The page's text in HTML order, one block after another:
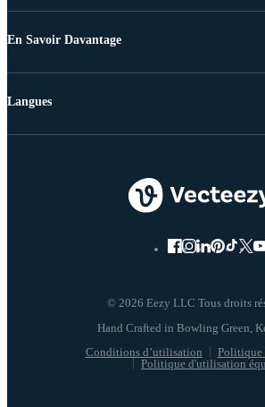
En Savoir Davantage
© 2026 Eezy LLC Tous droits
Conditions d’utilisation
Politique
Politique d'utilisation
Langues